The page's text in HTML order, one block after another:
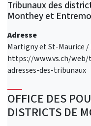
Tribunaux des
Monthey et
Adresse
Martigny et St-Maurice
https://www.vs.ch/
adresses-des-tribunaux
OFFICE DES
DISTRICTS DE